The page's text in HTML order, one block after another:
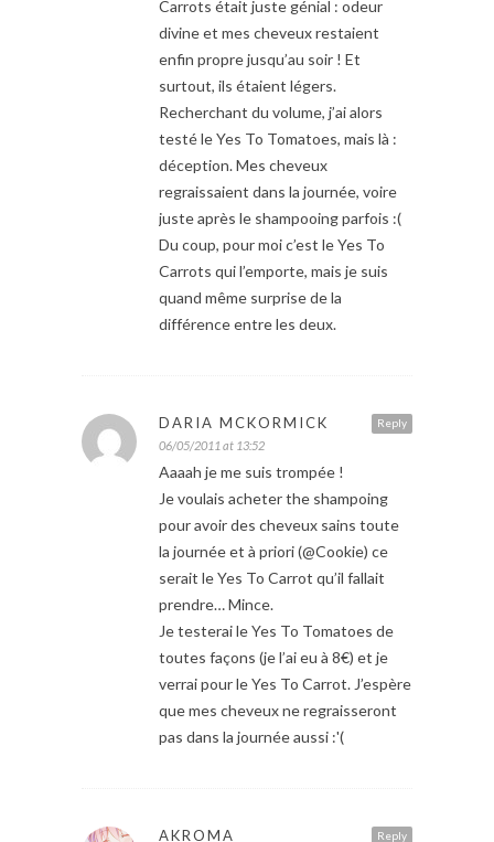
Carrots était juste génial : odeur
divine et mes cheveux restaient
enfin propre jusqu’au soir ! Et
surtout, ils étaient légers.
Recherchant du volume, j’ai alors
testé le Yes To Tomatoes, mais là :
déception. Mes cheveux
regraissaient dans la journée, voire
juste après le shampooing parfois :(
Du coup, pour moi c’est le Yes To
Carrots qui l’emporte, mais je suis
quand même surprise de la
différence entre les deux.
Reply
DARIA MCKORMICK
06/05/2011 at 13:52
Aaaah je me suis trompée !
Je voulais acheter the shampoing
pour avoir des cheveux sains toute
la journée et à priori (@Cookie) ce
serait le Yes To Carrot qu’il fallait
prendre… Mince.
Je testerai le Yes To Tomatoes de
toutes façons (je l’ai eu à 8€) et je
verrai pour le Yes To Carrot. J’espère
que mes cheveux ne regraisseront
pas dans la journée aussi :'(
Reply
AKROMA